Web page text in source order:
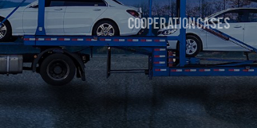
COOPERATION CASES